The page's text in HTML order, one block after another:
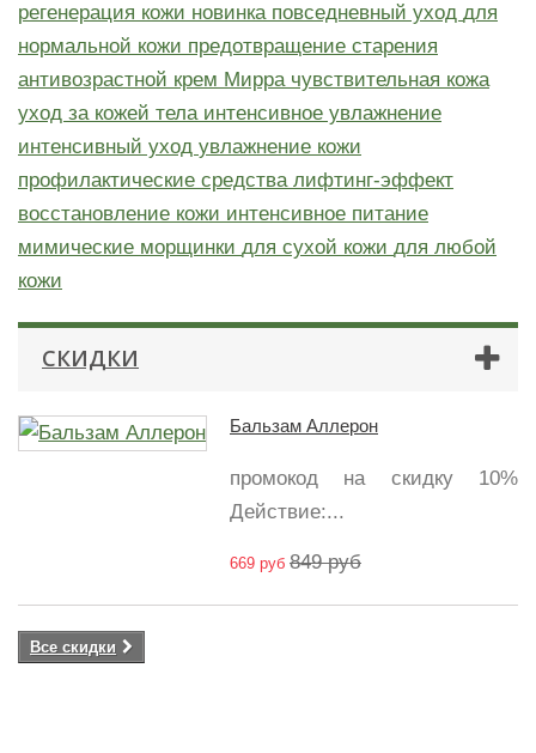
регенерация кожи новинка повседневный уход для
нормальной кожи предотвращение старения
антивозрастной крем Мирра чувствительная кожа
уход за кожей тела интенсивное увлажнение
интенсивный уход увлажнение кожи
профилактические средства лифтинг-эффект
восстановление кожи интенсивное питание
мимические морщинки для сухой кожи для любой
кожи
СКИДКИ
Бальзам Аллерон
промокод на скидку 10%
Действие:...
669 руб 849 руб
Все скидки